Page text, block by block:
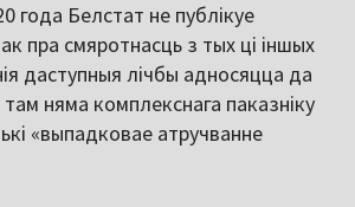
года Белстат не публікуе
пра смяротнасць з тых ці іншых
даступныя лічбы адносяцца да
няма комплекснага паказніку
«выпадковае атручванне